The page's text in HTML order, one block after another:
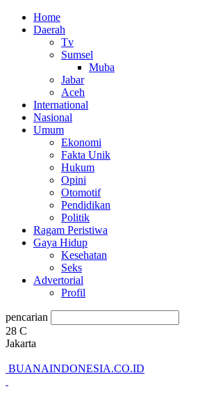
Home
Daerah
Tv
Sumsel
Muba
Jabar
Aceh
International
Nasional
Umum
Ekonomi
Fakta Unik
Hukum
Opini
Otomotif
Pendidikan
Politik
Ragam Peristiwa
Gaya Hidup
Kesehatan
Seks
Advertorial
Profil
pencarian
28 C
Jakarta
BUANAINDONESIA.CO.ID